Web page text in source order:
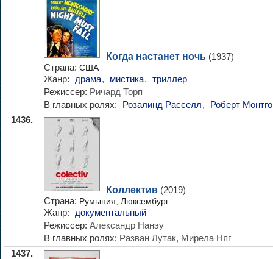
Когда настанет ночь (1937)
Страна: США
Жанр: драма, мистика, триллер
Режиссер: Ричард Торп
В главных ролях:
Розалинд Расселл, Роберт
1436.
Коллектив (2019)
Страна: Румыния, Люксембург
Жанр:
документальный
Режиссер: Александр Нанэу
В главных ролях: Разван Лутак, Мирела Няг
1437.